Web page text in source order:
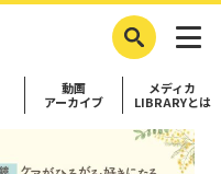
動画
アーカイブ
メディカ
LIBRARYとは